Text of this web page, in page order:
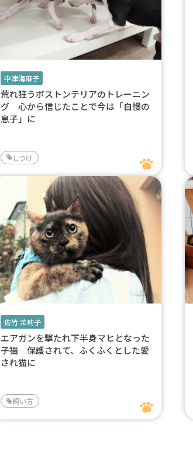
中津海麻子
荒れ狂うボストンテリアのトレーニン
グ 心から信じたことで今は「自慢の
息子」に
しつけ
佐竹 茉莉子
エアガンを撃たれ下半身マヒとなった
子猫 保護されて、ふくふくとした愛
され猫に
飼い方